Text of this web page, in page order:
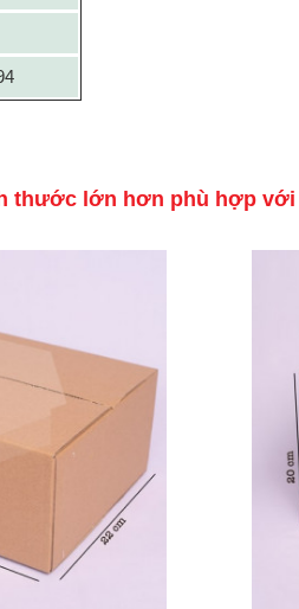
thước lớn hơn phù hợp với